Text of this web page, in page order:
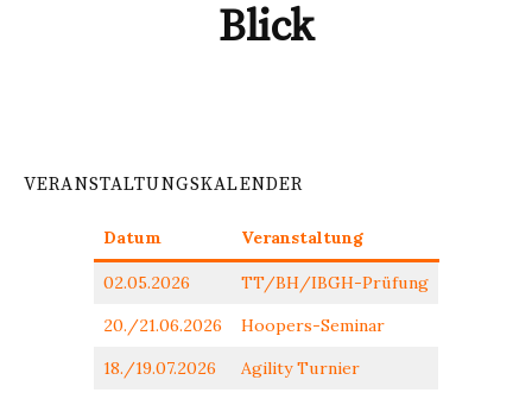
Blick
VERANSTALTUNGSKALENDER
Datum Veranstaltung
02.05.2026
TT/BH/IBGH-Prüfung
20./21.06.2026
Hoopers-Seminar
18./19.07.2026
Agility Turnier